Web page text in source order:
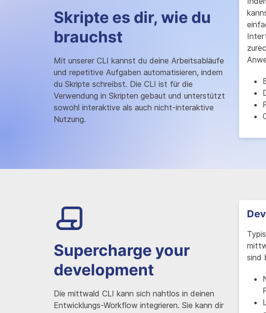
Skripte es dir, wie du
brauchst
Mit unserer CLI kannst du deine Arbeitsabläufe
und repetitive Aufgaben automatisieren, indem
du Skripte schreibst. Die CLI ist für die
Verwendung in Skripten gebaut und unterstützt
sowohl interaktive als auch nicht-interaktive
Nutzung.
Supercharge your
development
Die mittwald CLI kann sich nahtlos in deinen
Entwicklungs-Workflow integrieren. Sie kann dir
sind